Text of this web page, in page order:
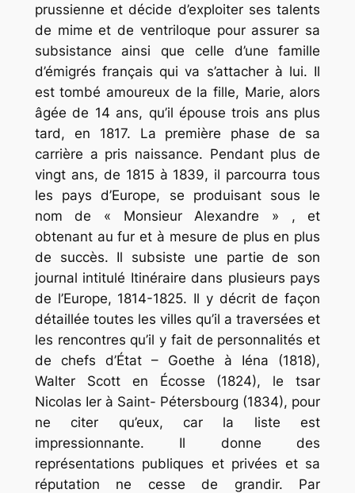
prussienne et décide d’exploiter ses talents
de mime et de ventriloque pour assurer sa
subsistance ainsi que celle d’une famille
d’émigrés français qui va s’attacher à lui. Il
est tombé amoureux de la fille, Marie, alors
âgée de 14 ans, qu’il épouse trois ans plus
tard, en 1817. La première phase de sa
carrière a pris naissance. Pendant plus de
vingt ans, de 1815 à 1839, il parcourra tous
les pays d’Europe, se produisant sous le
nom de « Monsieur Alexandre » , et
obtenant au fur et à mesure de plus en plus
de succès. Il subsiste une partie de son
journal intitulé Itinéraire dans plusieurs pays
de l’Europe, 1814-1825. Il y décrit de façon
détaillée toutes les villes qu’il a traversées et
les rencontres qu’il y fait de personnalités et
de chefs d’État – Goethe à Iéna (1818),
Walter Scott en Écosse (1824), le tsar
Nicolas Ier à Saint- Pétersbourg (1834), pour
ne citer qu’eux, car la liste est
impressionnante. Il donne des
représentations publiques et privées et sa
réputation ne cesse de grandir. Par